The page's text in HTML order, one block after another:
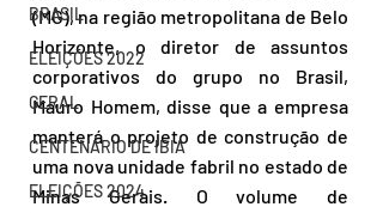
BRASIL
ELEIÇÕES 2022
GERAL
CENTENÁRIO DE IBIÁ
ELEIÇÕES 2024
(MG), na região metropolitana de Belo
Horizonte, o diretor de assuntos
corporativos do grupo no Brasil,
Mauro Homem, disse que a empresa
manterá o projeto de construção de
uma nova unidade fabril no estado de
Minas Gerais. O volume de